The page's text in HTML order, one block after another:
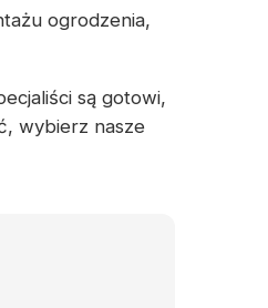
ogrodzenia,
są gotowi,
wybierz nasze